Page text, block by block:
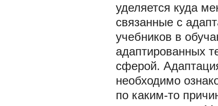
уделяется куда
связанные с
учебников в
адаптированных
сферой.
необходимо
по каким-то